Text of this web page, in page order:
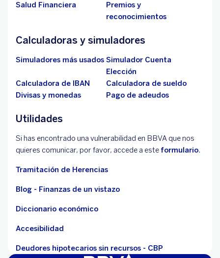
Salud Financiera
Premios y
reconocimientos
Calculadoras y simuladores
Simuladores más usados Simulador Cuenta
Elección
Calculadora de IBAN
Calculadora de sueldo
Divisas y monedas
Pago de adeudos
Utilidades
Si has encontrado una vulnerabilidad en BBVA que nos
quieres comunicar, por favor, accede a este formulario.
Tramitación de Herencias
Blog - Finanzas de un vistazo
Diccionario económico
Accesibilidad
Deudores hipotecarios sin recursos - CBP